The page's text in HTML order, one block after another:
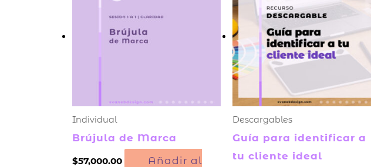
Individual
Brújula de Marca
$57,000.00 Añadir al
Descargables
Guía para identificar a
tu cliente ideal